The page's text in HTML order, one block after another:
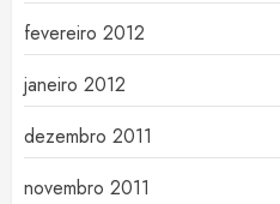
fevereiro 2012
janeiro 2012
dezembro 2011
novembro 2011